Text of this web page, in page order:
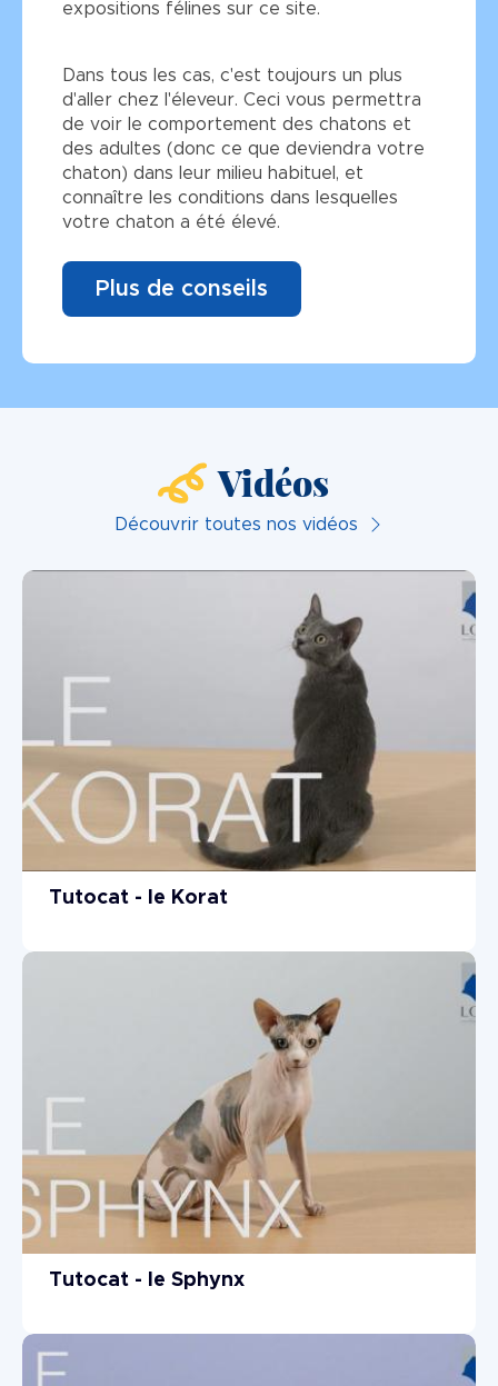
expositions félines sur ce site.
Dans tous les cas, c'est toujours un plus
d'aller chez l'éleveur. Ceci vous permettra
de voir le comportement des chatons et
des adultes (donc ce que deviendra votre
chaton) dans leur milieu habituel, et
connaître les conditions dans lesquelles
votre chaton a été élevé.
Plus de conseils
Vidéos
Découvrir toutes nos vidéos
Tutocat - le Korat
Tutocat - le Sphynx